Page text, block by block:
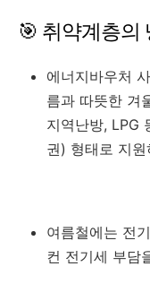
🎯 취약계층의
에너지바우처
름과 따뜻한 겨
지역난방, LPG
권) 형태로 지
여름철에는 전
컨 전기세 부담